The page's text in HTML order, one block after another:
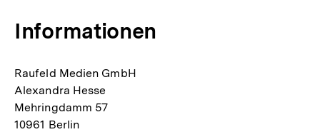
Informationen
Raufeld Medien GmbH
Alexandra Hesse
Mehringdamm 57
10961 Berlin